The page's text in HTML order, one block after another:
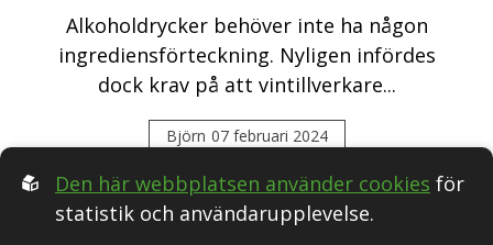
Alkoholdrycker behöver inte ha någon
ingrediensförteckning. Nyligen infördes
dock krav på att vintillverkare...
Björn 07 februari 2024
Följ oss i Sociala medier:
Den här webbplatsen använder cookies för
statistik och användarupplevelse.